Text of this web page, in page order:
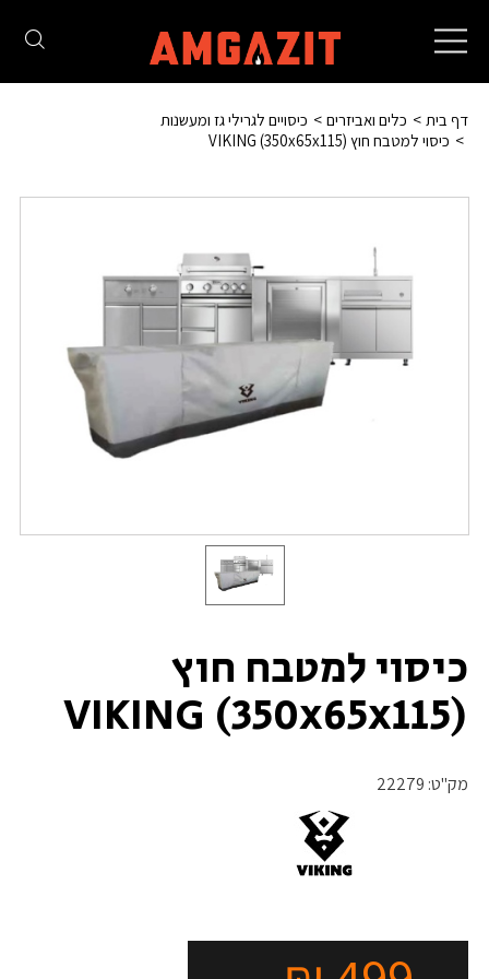
Toggle
navigation
דף בית כלים ואביזרים
כיסויים לגרילי גז ומעשנות
כיסוי למטבח חוץ (350x65x115) VIKING
כיסוי למטבח חוץ
(350x65x115) VIKING
מק"ט: 22279